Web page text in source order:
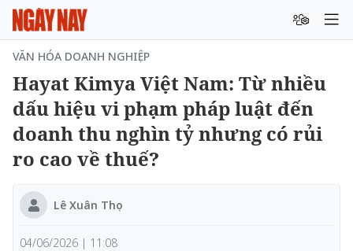
VĂN HÓA DOANH NGHIỆP
Hayat Kimya Việt Nam: Từ nhiều
dấu hiệu vi phạm pháp luật đến
doanh thu nghìn tỷ nhưng có rủi
ro cao về thuế?
Lê Xuân Thọ
04/06/2026 | 11:08